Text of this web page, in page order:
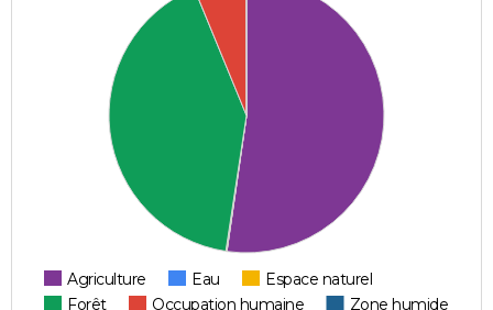
Agriculture Eau
Espace naturel
Forêt
Occupation humaine Zone humide